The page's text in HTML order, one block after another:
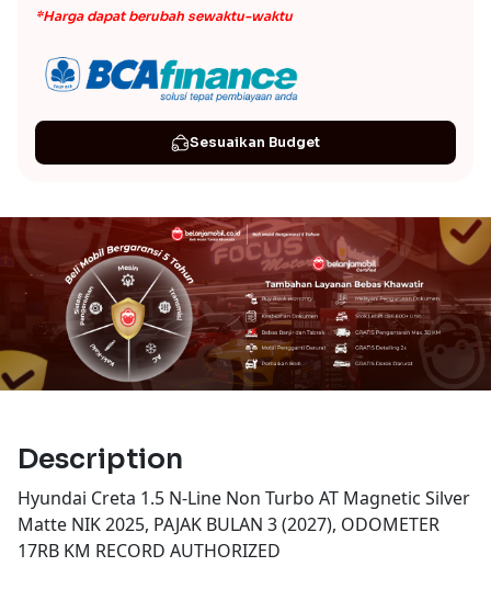
*Harga dapat berubah sewaktu-waktu
Sesuaikan Budget
Description
Hyundai Creta 1.5 N-Line Non Turbo AT Magnetic Silver
Matte NIK 2025, PAJAK BULAN 3 (2027), ODOMETER
17RB KM RECORD AUTHORIZED